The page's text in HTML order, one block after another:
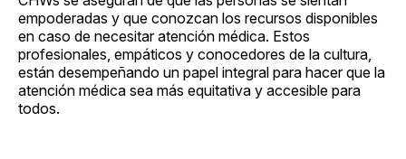
empoderadas y que conozcan los recursos disponibles
en caso de necesitar atención médica. Estos
profesionales, empáticos y conocedores de la cultura,
están desempeñando un papel integral para hacer que la
atención médica sea más equitativa y accesible para
todos.